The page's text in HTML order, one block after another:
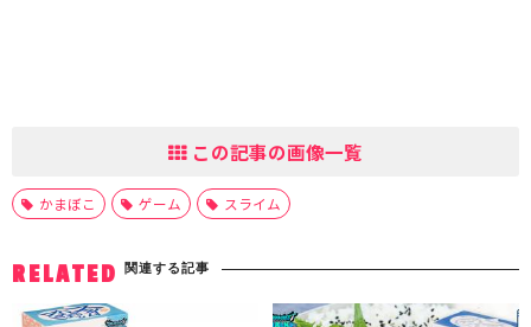
この記事の画像一覧
かまぼこ ゲーム スライム
RELATED 関連する記事